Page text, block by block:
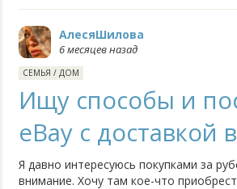
АлесяШилова
6 месяцев назад
СЕМЬЯ / ДОМ
Ищу способы и
eBay с доставкой
Я давно интересуюсь покупками за
внимание. Хочу там кое-что